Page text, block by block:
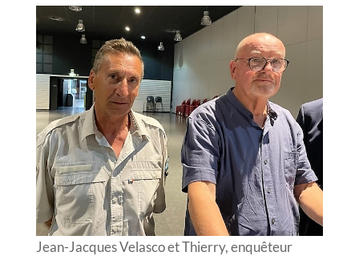
Jean-Jacques Velasco et Thierry, enquêteur